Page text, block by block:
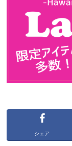
シェア